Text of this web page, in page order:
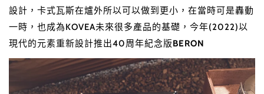
設計，卡式瓦斯在爐外所以可以做到更小，在當時可是轟動
一時，也成為KOVEA未來很多產品的基礎，今年(2022)以
現代的元素重新設計推出40周年紀念版BERON